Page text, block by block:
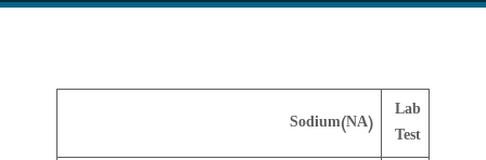
Lab
Test
Sodium(NA)